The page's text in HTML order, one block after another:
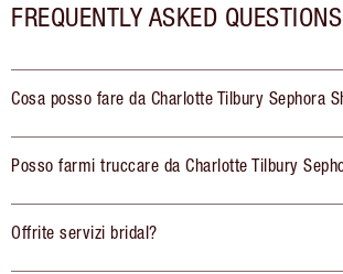
FREQUENTLY ASKED QUESTIONS
Cosa posso fare da Charlotte Tilbury Sephora
Posso farmi truccare da Charlotte Tilbury
Offrite servizi bridal?